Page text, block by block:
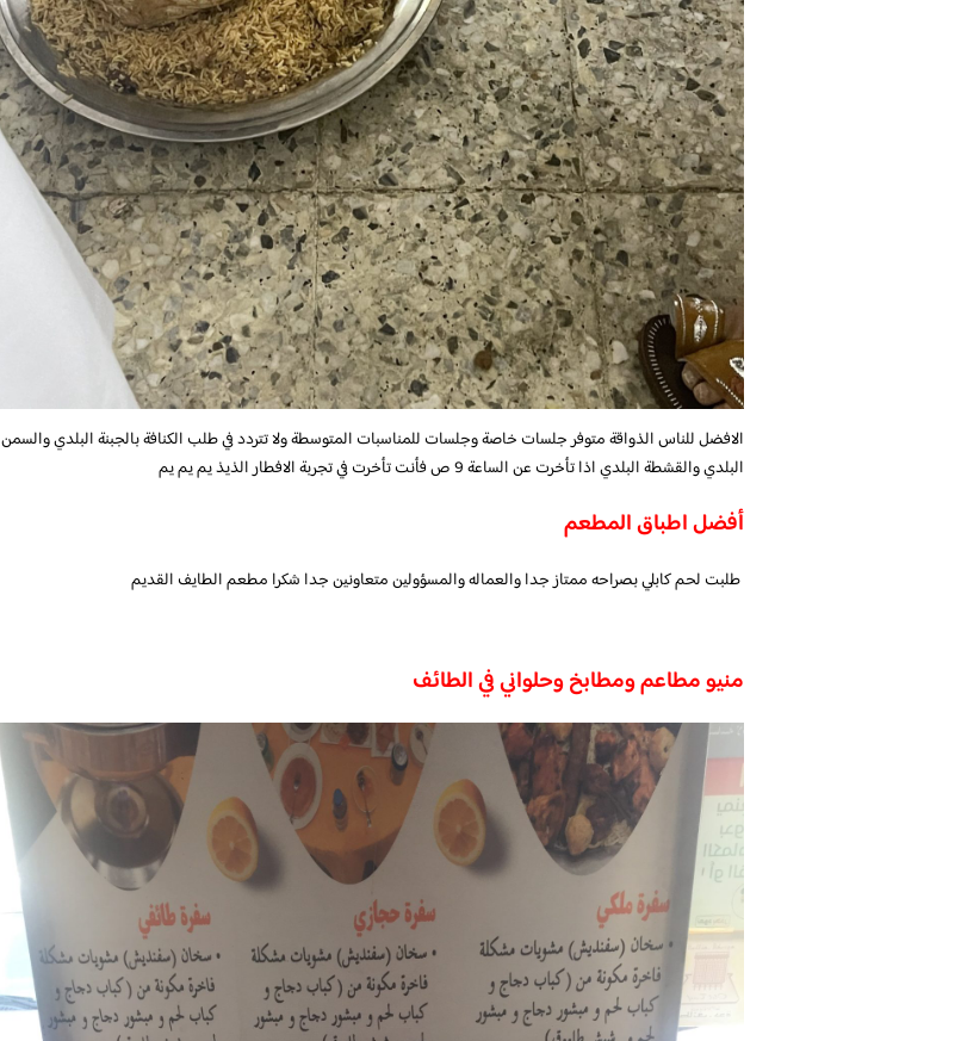
الافضل للناس الذواقة متوفر جلسات خاصة وجلسات للمناسبات المتوسطة ولا تتردد في طلب الكنافة بالجبنة البلدي والسمن
البلدي والقشطة البلدي اذا تأخرت عن الساعة 9 ص فأنت تأخرت في تجربة الافطار الذيذ يم يم يم
أفضل اطباق المطعم
طلبت لحم كابلي بصراحه ممتاز جدا والعماله والمسؤولين متعاونين جدا شكرا مطعم الطايف القديم
منيو مطاعم ومطابخ وحلواني في الطائف